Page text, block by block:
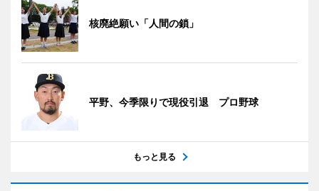
核廃絶願い「人間の鎖」
平野、今季限りで現役引退 プロ野球
もっと見る